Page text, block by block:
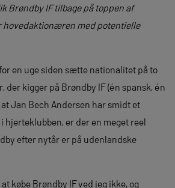
Brøndby IF tilbage på toppen af
hovedaktionæren med potentielle
en uge siden sætte nationalitet på to
der kigger på Brøndby IF (én spansk, én
Jan Bech Andersen har smidt et
er der en meget reel
efter nytår er på udenlandske
købe Brøndby IF ved jeg ikke, og